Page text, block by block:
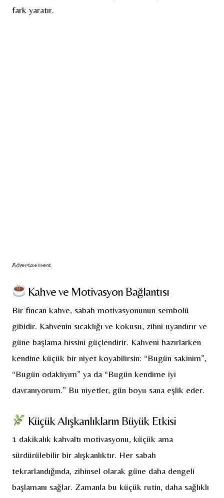
fark yaratır.
Advertisement
Kahve ve Motivasyon Bağlantısı
Bir fincan kahve, sabah motivasyonunun sembolü
gibidir. Kahvenin sıcaklığı ve kokusu, zihni uyandırır ve
güne başlama hissini güçlendirir. Kahveni hazırlarken
kendine küçük bir niyet koyabilirsin: “Bugün sakinim”,
“Bugün odaklıyım” ya da “Bugün kendime iyi
davranıyorum.” Bu niyetler, gün boyu sana eşlik eder.
Küçük Alışkanlıkların Büyük Etkisi
1 dakikalık kahvaltı motivasyonu, küçük ama
sürdürülebilir bir alışkanlıktır. Her sabah
tekrarlandığında, zihinsel olarak güne daha dengeli
başlamanı sağlar. Zamanla bu küçük rutin, daha sağlıklı